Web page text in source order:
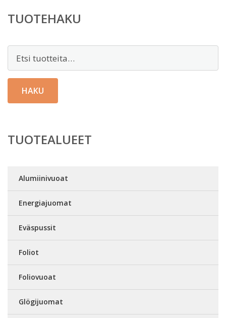
TUOTEHAKU
HAKU
TUOTEALUEET
Alumiinivuoat
Energiajuomat
Eväspussit
Foliot
Foliovuoat
Glögijuomat